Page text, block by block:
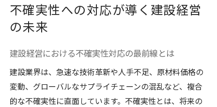
不確実性への対応が導く建設経営
の未来
建設経営における不確実性対応の最前線とは
建設業界は、急速な技術革新や人手不足、原材料価格の
変動、グローバルなサプライチェーンの混乱など、複合
的な不確実性に直面しています。不確実性とは、将来の